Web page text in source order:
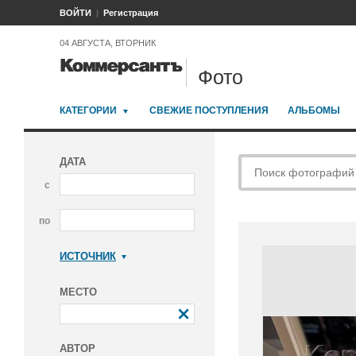
ВОЙТИ Регистрация
04 АВГУСТА, ВТОРНИК
Фото
КАТЕГОРИИ СВЕЖИЕ ПОСТУПЛЕНИЯ АЛЬБОМЫ
ДАТА
с
по
ИСТОЧНИК
МЕСТО
АВТОР